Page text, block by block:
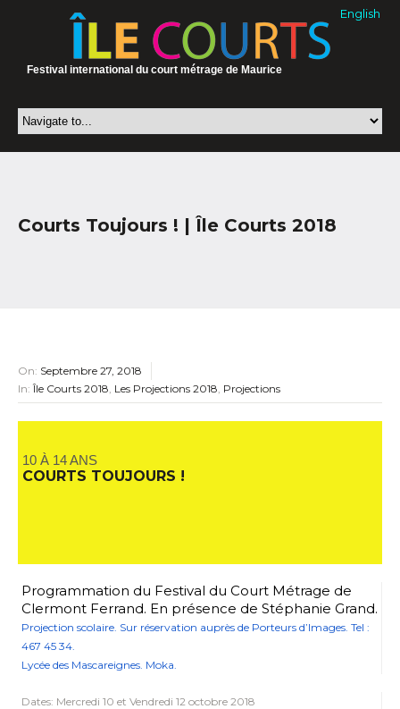
English
Festival international du court métrage de Maurice
Courts Toujours ! | Île Courts 2018
On: Septembre 27, 2018
In:Île Courts 2018, Les Projections 2018, Projections
10 À 14 ANS
COURTS TOUJOURS !
Programmation du Festival du Court Métrage de
Clermont Ferrand. En présence de Stéphanie Grand.
Projection scolaire. Sur réservation auprès de Porteurs d’Images. Tel :
467 45 34.
Lycée des Mascareignes. Moka.
Dates: Mercredi 10 et Vendredi 12 octobre 2018